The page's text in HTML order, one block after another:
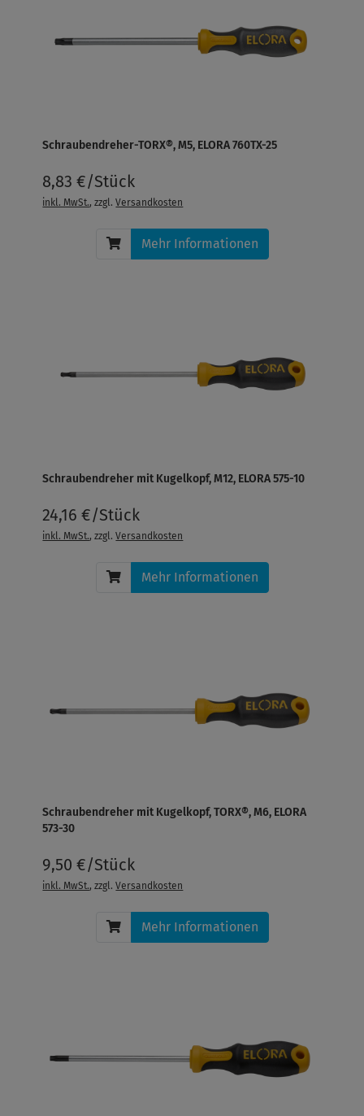
Schraubendreher-TORX®, M5, ELORA 760TX-25
8,83 €/Stück
inkl. MwSt., zzgl.Versandkosten
Mehr Informationen
Schraubendreher mit Kugelkopf, M12, ELORA 575-10
24,16 €/Stück
inkl. MwSt., zzgl.Versandkosten
Mehr Informationen
Schraubendreher mit Kugelkopf, TORX®, M6, ELORA
573-30
9,50 €/Stück
inkl. MwSt., zzgl.Versandkosten
Mehr Informationen